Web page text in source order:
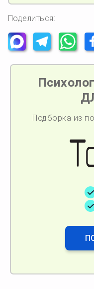
Поделиться:
Подборка из